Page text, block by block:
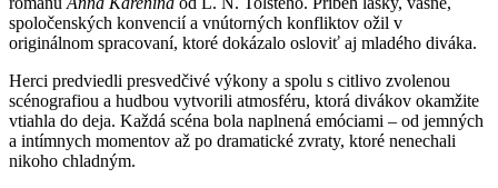
spoločenských konvencií a vnútorných konfliktov ožil v
originálnom spracovaní, ktoré dokázalo osloviť aj mladého diváka.
Herci predviedli presvedčivé výkony a spolu s citlivo zvolenou
scénografiou a hudbou vytvorili atmosféru, ktorá divákov okamžite
vtiahla do deja. Každá scéna bola naplnená emóciami – od jemných
a intímnych momentov až po dramatické zvraty, ktoré nenechali
nikoho chladným.